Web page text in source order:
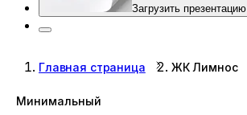
Загрузить презентацию
Главная страница ЖК Лимнос
Минимальный